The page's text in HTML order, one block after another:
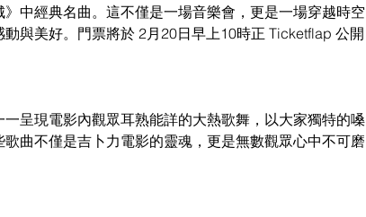
中經典名曲。這不僅是一場音樂會，更是一場穿越時空
與美好。門票將於 2月20日早上10時正 Ticketflap 公開
呈現電影內觀眾耳熟能詳的大熱歌舞，以大家獨特的嗓
曲不僅是吉卜力電影的靈魂，更是無數觀眾心中不可磨